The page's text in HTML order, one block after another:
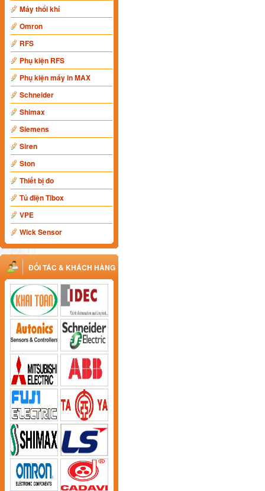
Máy thổi khí
Omron
RFS
Phụ kiện RFS
Phụ kiện máy in MAX
Schneider
Shimax
Siemens
Siren
Ston
Thiết bị đo
Tủ điện Tibox
VPE
Wick Sensor
ĐỐI TÁC & KHÁCH HÀNG